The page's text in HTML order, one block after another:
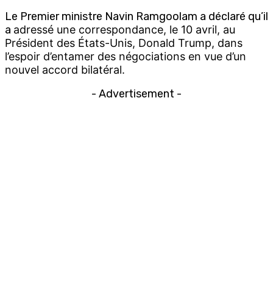
Le Premier ministre Navin Ramgoolam a déclaré qu’il
a adressé une correspondance, le 10 avril, au
Président des États-Unis, Donald Trump, dans
l’espoir d’entamer des négociations en vue d’un
nouvel accord bilatéral.
- Advertisement -